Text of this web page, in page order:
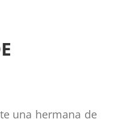
una hermana de